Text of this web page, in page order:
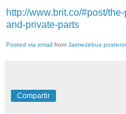
http://www.brit.co/#post/
and-private-parts
Posted via email from Jaimezebus
Compartir